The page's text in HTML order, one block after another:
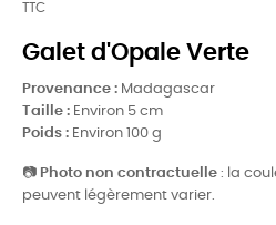
TTC
Galet d'Opale Verte
Provenance : Madagascar
Taille : Environ 5 cm
Poids : Environ 100 g
📷 Photo non contractuelle : la
peuvent légèrement varier.